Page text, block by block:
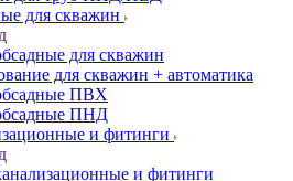
для скважин
для скважин
для скважин + автоматика
ПВХ
ПНД
и фитинги
и фитинги